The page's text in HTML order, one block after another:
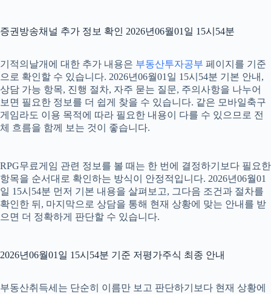
증권방송채널 추가 정보 확인 2026년06월01일 15시54분
기적의날개에 대한 추가 내용은 부동산투자공부 페이지를 기준
으로 확인할 수 있습니다. 2026년06월01일 15시54분 기본 안내,
상담 가능 항목, 진행 절차, 자주 묻는 질문, 주의사항을 나누어
보면 필요한 정보를 더 쉽게 찾을 수 있습니다. 같은 모바일축구
게임라도 이용 목적에 따라 필요한 내용이 다를 수 있으므로 전
체 흐름을 함께 보는 것이 좋습니다.
RPG무료게임 관련 정보를 볼 때는 한 번에 결정하기보다 필요한
항목을 순서대로 확인하는 방식이 안정적입니다. 2026년06월01
일 15시54분 먼저 기본 내용을 살펴보고, 그다음 조건과 절차를
확인한 뒤, 마지막으로 상담을 통해 현재 상황에 맞는 안내를 받
으면 더 정확하게 판단할 수 있습니다.
2026년06월01일 15시54분 기준 저평가주식 최종 안내
부동산취득세는 단순히 이름만 보고 판단하기보다 현재 상황에